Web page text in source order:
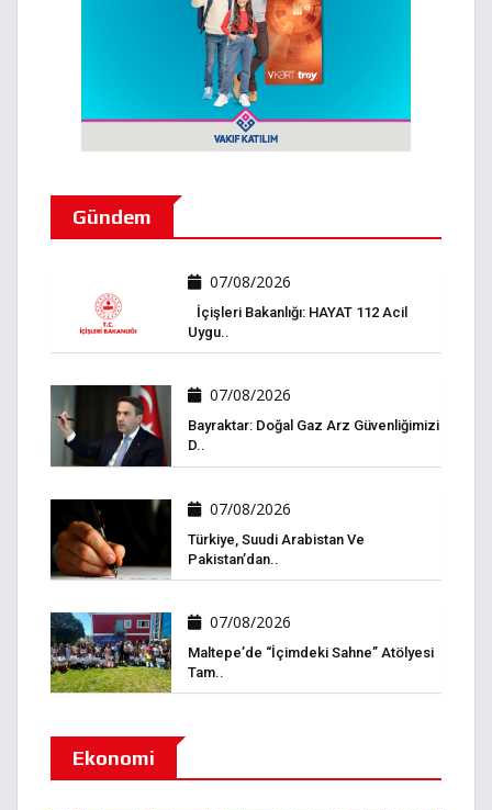
Gündem
07/08/2026
İçişleri Bakanlığı: HAYAT 112 Acil
Uygu..
07/08/2026
Bayraktar: Doğal Gaz Arz Güvenliğimizi
D..
07/08/2026
Türkiye, Suudi Arabistan Ve
Pakistan’dan..
07/08/2026
Maltepe’de “İçimdeki Sahne” Atölyesi
Tam..
Ekonomi